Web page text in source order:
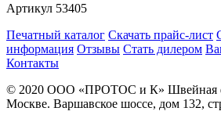
Артикул 53405
Печатный каталог Скачать прайс-лист
информация Отзывы Стать дилером
Контакты
© 2020 ООО «ПРОТОС и К» Швейная
Москве. Варшавское шоссе, дом 132,